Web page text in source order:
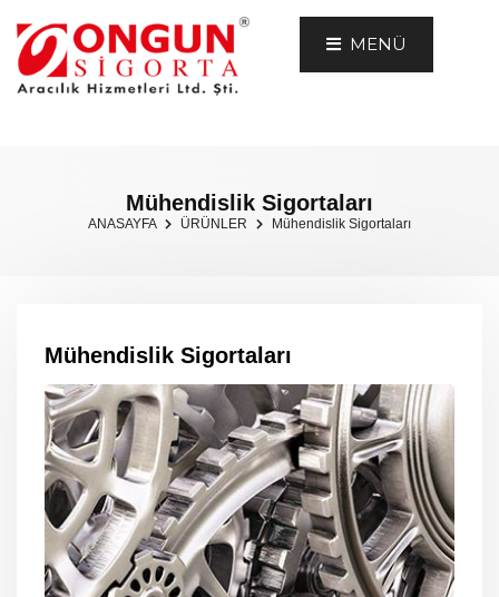
MENÜ
Mühendislik Sigortaları
ANASAYFA ÜRÜNLER Mühendislik Sigortaları
Mühendislik Sigortaları